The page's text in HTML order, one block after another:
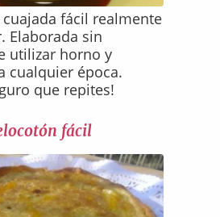
fácil realmente
Elaborada sin
utilizar horno y
cualquier época.
que repites!
fácil